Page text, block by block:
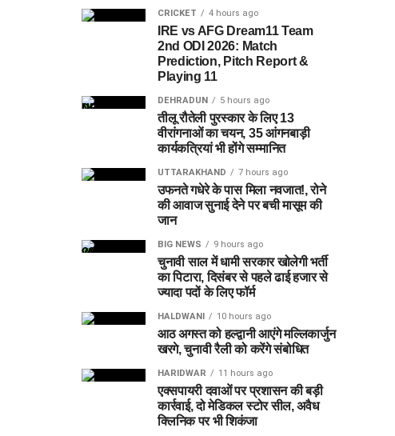
CRICKET 4 hours ago
IRE vs AFG Dream11 Team
2nd ODI 2026: Match
Prediction, Pitch Report &
Playing 11
DEHRADUN 5 hours ago
तीलू रौतेली पुरस्कार के लिए 13
वीरांगनाओं का चयन, 35 आंगनबाड़ी
कार्यकत्रियां भी होंगे सम्मानित
UTTARAKHAND 7 hours ago
उफनते गधेरे के पास मिला नवजात!, रोने
की आवाज सुनाई देने पर बची मासूम की
जान
BIG NEWS 9 hours ago
चुनावी साल में धामी सरकार खोलेगी भर्ती
का पिटारा, दिसंबर से पहले ढाई हजार से
ज्यादा पदों के लिए फॉर्म
HALDWANI 10 hours ago
आठ अगस्त को हल्द्वानी आएंगे मल्लिकार्जुन
खरगे, चुनावी रैली को करेंगे संबोधित
HARIDWAR 11 hours ago
एक्सपायरी दवाओं पर प्रशासन की बड़ी
कार्रवाई, दो मेडिकल स्टोर सील, अवैध
क्लिनिक पर भी शिकंजा